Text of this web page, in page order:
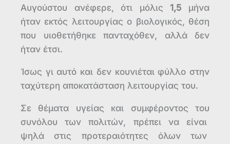
Αυγούστου ανέφερε, ότι μόλις1,5 μήνα
ήταν εκτός λειτουργίας ο βιολογικός, θέση
που υιοθετήθηκε πανταχόθεν, αλλά δεν
ήταν έτσι.
Ίσως γι αυτό και δεν κουνιέται φύλλο στην
ταχύτερη αποκατάσταση λειτουργίας του.
Σε θέματα υγείας και συμφέροντος του
συνόλου των πολιτών, πρέπει να είναι
ψηλά στις προτεραιότητες όλων των